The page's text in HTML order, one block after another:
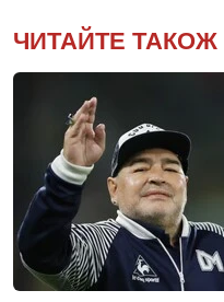
ЧИТАЙТЕ ТАКОЖ